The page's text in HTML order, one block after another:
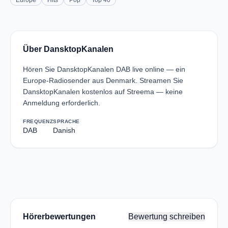
Über DansktopKanalen
Hören Sie DansktopKanalen DAB live online — ein
Europe-Radiosender aus Denmark. Streamen Sie
DansktopKanalen kostenlos auf Streema — keine
Anmeldung erforderlich.
FREQUENZ
DAB
SPRACHE
Danish
Hörerbewertungen Bewertung schreiben